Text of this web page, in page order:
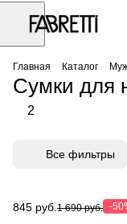
Главная Каталог
Сумки для
2
Все фильтры
845 руб. 1 690 руб. -